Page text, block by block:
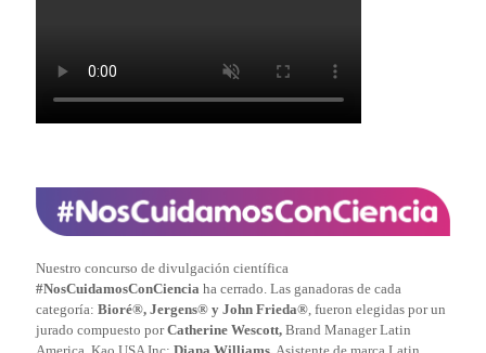
Nuestro concurso de divulgación científica
#NosCuidamosConCiencia ha cerrado. Las ganadoras de cada
categoría: Bioré®, Jergens® y John Frieda®, fueron elegidas por un
jurado compuesto porCatherine Wescott, Brand Manager Latin